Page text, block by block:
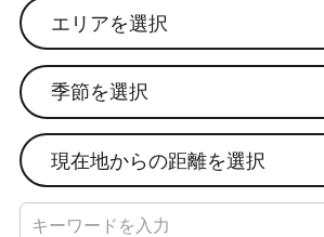
エリアを選択
季節を選択
現在地からの距離を選択